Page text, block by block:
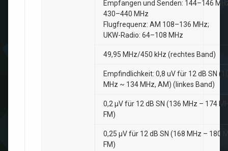
Empfangen und Senden: 144–146
430–440 MHz
Flugfrequenz: AM 108–136 MHz;
UKW-Radio: 64–108 MHz
49,95 MHz/450 kHz (rechtes Band)
Empfindlichkeit: 0,8 uV für 12 dB SN
MHz ~ 134 MHz, AM) (linkes Band)
0,2 µV für 12 dB SN (136 MHz – 174
FM)
0,25 µV für 12 dB SN (168 MHz – 180
FM)